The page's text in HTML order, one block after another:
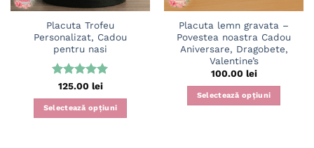
Placuta Trofeu
Personalizat, Cadou
pentru nasi
Evaluat la
5din 5
125.00 lei
Selectează opțiuni
Placuta lemn gravata –
Povestea noastra Cadou
Aniversare, Dragobete,
Valentine’s
100.00 lei
Selectează opțiuni